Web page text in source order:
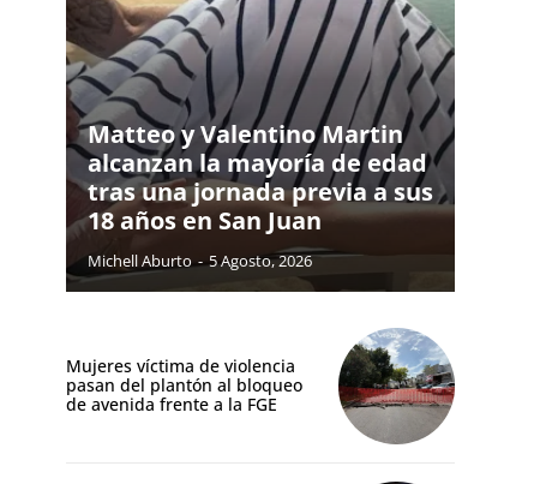
Matteo y Valentino Martin
alcanzan la mayoría de edad
tras una jornada previa a sus
18 años en San Juan
Michell Aburto - 5 Agosto, 2026
Mujeres víctima de violencia
pasan del plantón al bloqueo
de avenida frente a la FGE